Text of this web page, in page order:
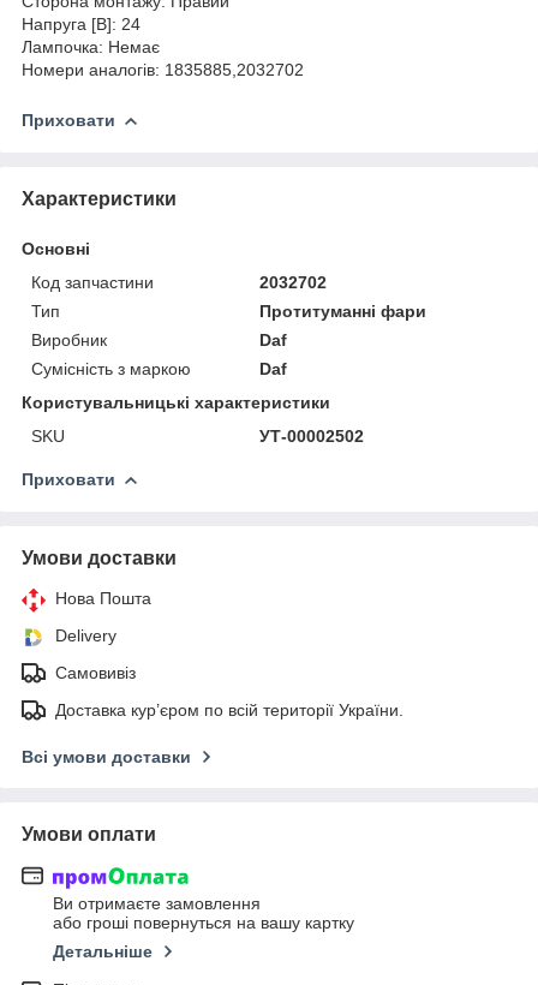
Напруга [В]: 24
Лампочка: Немає
Номери аналогів: 1835885,2032702
Приховати
Характеристики
Основні
Код запчастини
2032702
Тип
Протитуманні фари
Виробник
Daf
Сумісність з маркою
Daf
Користувальницькі характеристики
SKU
УТ-00002502
Приховати
Умови доставки
Нова Пошта
Delivery
Самовивіз
Доставка кур’єром по всій території України.
Всі умови доставки
Умови оплати
Ви отримаєте замовлення
або гроші повернуться на вашу картку
Детальніше